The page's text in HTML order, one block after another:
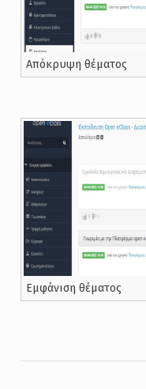
Απόκρυψη θέματος
Εμφάνιση θέματος